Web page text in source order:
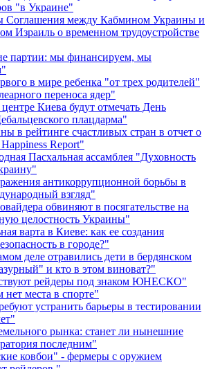
"в Украине"
Соглашения между Кабмином Украины и
Израиль о временном трудоустройстве
партии: мы финансируем, мы
в мире ребенка "от трех родителей"
переноса ядер"
Киева будут отмечать День
плацдарма"
в рейтинге счастливых стран в отчет о
Report"
Пасхальная ассамблея "Духовность
антикоррупционной борьбы в
взгляд"
обвиняют в посягательстве на
целостность Украины"
варта в Киеве: как ее создания
в городе?"
деле отравились дети в бердянском
и кто в этом виноват?"
рейдеры под знаком ЮНЕСКО"
места в спорте"
устранить барьеры в тестировании
рынка: станет ли нынешние
последним"
ковбои" - фермеры с оружием